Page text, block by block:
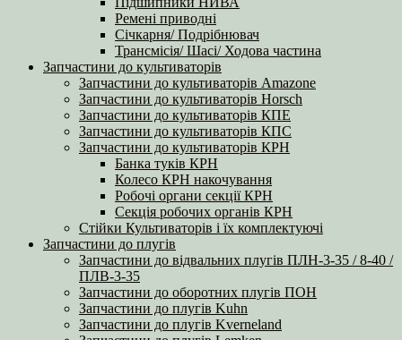
Ремені приводні
Січкарня/ Подрібнювач
Трансмісія/ Шасі/ Ходова частина
Запчастини до культиваторів
Запчастини до культиваторів Amazone
Запчастини до культиваторів Horsch
Запчастини до культиваторів КПЕ
Запчастини до культиваторів КПС
Запчастини до культиваторів КРН
Банка туків КРН
Колесо КРН накочування
Робочі органи секції КРН
Секція робочих органів КРН
Стійки Культиваторів і їх комплектуючі
Запчастини до плугів
Запчастини до відвальних плугів ПЛН-3-35 / 8-40 /
ПЛВ-3-35
Запчастини до оборотних плугів ПОН
Запчастини до плугів Kuhn
Запчастини до плугів Kverneland